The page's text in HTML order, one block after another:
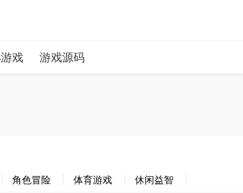
戏 游戏源码
角色冒险 体育游戏
休闲益智